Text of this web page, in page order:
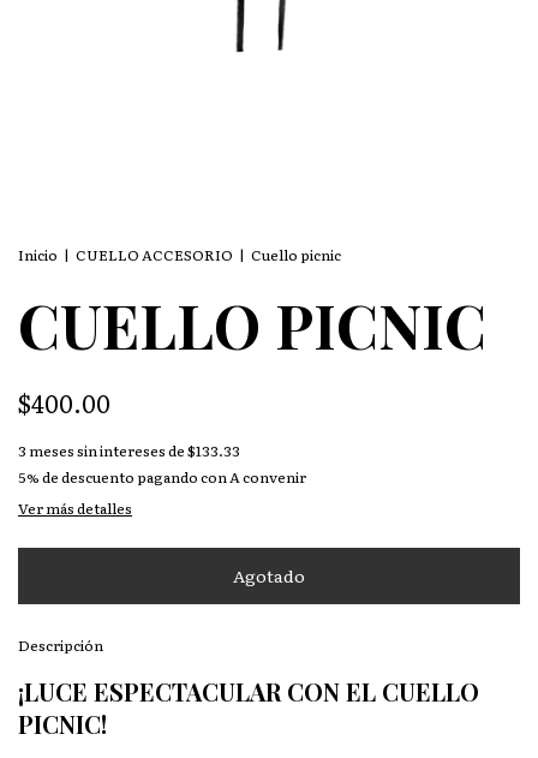
Inicio | CUELLO ACCESORIO | Cuello picnic
CUELLO PICNIC
$400.00
3 meses sin intereses de$133.33
5% de descuento pagando con A convenir
Ver más detalles
Descripción
¡LUCE ESPECTACULAR CON EL CUELLO
PICNIC!